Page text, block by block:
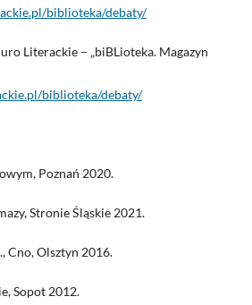
biblioteka/debaty/
Literackie – „biBLioteka. Magazyn
biblioteka/debaty/
Poznań 2020.
Stronie Śląskie 2021.
Cno, Olsztyn 2016.
Sopot 2012.